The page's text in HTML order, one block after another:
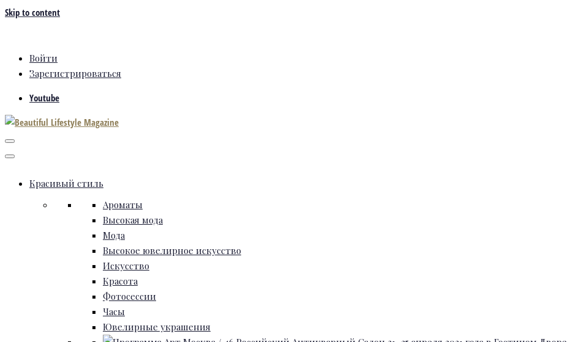
Skip to content
Войти
Зарегистрироваться
Youtube
Красивый стиль
Ароматы
Высокая мода
Мода
Высокое ювелирное искусство
Искусство
Красота
Фотосессии
Часы
Ювелирные украшения